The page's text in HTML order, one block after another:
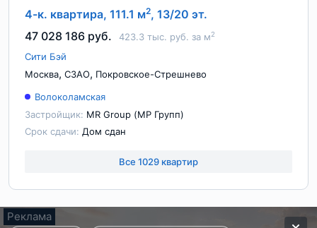
4-к. квартира, 111.1 м2, 13/20 эт.
47 028 186 руб.
423.3 тыс. руб. за м2
Сити Бэй
Москва, СЗАО, Покровское-Стрешнево
Волоколамская
Застройщик: MR Group (МР Групп)
Срок сдачи: Дом сдан
Все 1029 квартир
Реклама
Реклама
Реклама